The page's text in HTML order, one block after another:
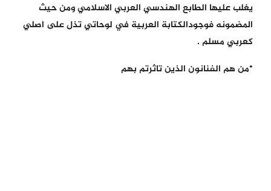
يغلب عليها الطابع الهندسي العربي الاسلامي ومن حيث
المضمونه فوجودالكتابة العربية في لوحاتي تذل على اصلي
كعربي مسلم .
*من هم الفنانون الذين تاثرتم بهم